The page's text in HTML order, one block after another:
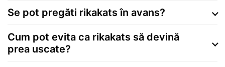
Se pot pregăti rikakats în avans?
Cum pot evita ca rikakats să devină
prea uscate?